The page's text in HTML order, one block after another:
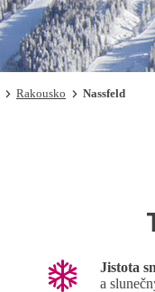
Rakousko Nassfeld
Jistota
a